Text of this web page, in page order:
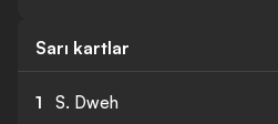
Sarı kartlar
1 S. Dweh